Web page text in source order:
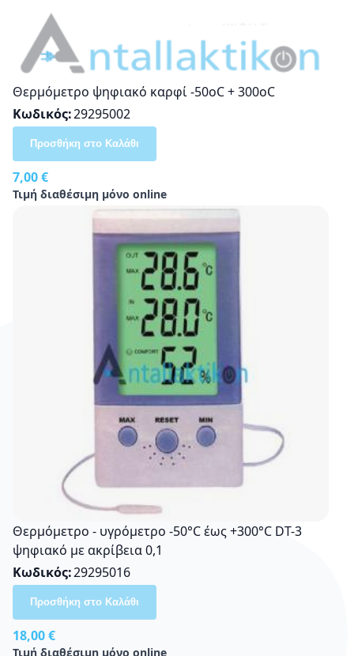
Θερμόμετρο ψηφιακό καρφί -50οC + 300oC
Κωδικός 29295002
7,00 €
Τιμή διαθέσιμη μόνο online
Προσθήκη στο Καλάθι
Θερμόμετρο - υγρόμετρο -50°C έως +300°C DT-3
ψηφιακό με ακρίβεια 0,1
Κωδικός 29295016
18,00 €
Τιμή διαθέσιμη μόνο online
Προσθήκη στο Καλάθι